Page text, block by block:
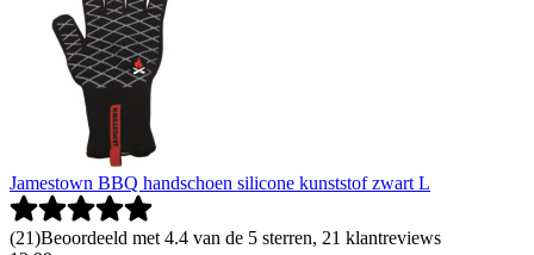
Jamestown BBQ handschoen silicone kunststof zwart L
(21)Beoordeeld met 4.4 van de 5 sterren, 21 klantreviews